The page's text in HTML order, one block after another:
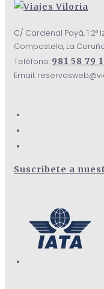
C/ Cardenal Payá, 1 2°
Compostela, La
Teléfono: 981 58 79
Email:
Suscribete a